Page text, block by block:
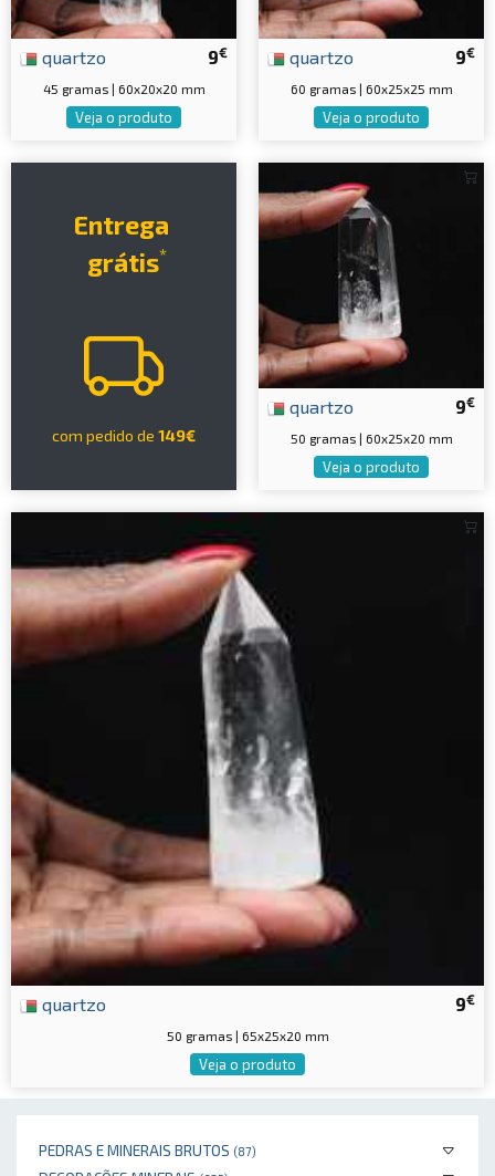
PEDRAS E MINERAIS BRUTOS (87)
9€
quartzo
45 gramas | 60x20x20 mm
Veja o produto
9€
quartzo
60 gramas | 60x25x25 mm
Veja o produto
Entrega
grátis*
com pedido de 149€
9€
quartzo
50 gramas | 60x25x20 mm
Veja o produto
9€
quartzo
50 gramas | 65x25x20 mm
Veja o produto